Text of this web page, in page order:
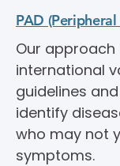
PAD
Our approach
international
guidelines
identify
who may not
symptoms.